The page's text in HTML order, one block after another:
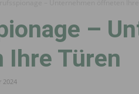
–
Türen
2024